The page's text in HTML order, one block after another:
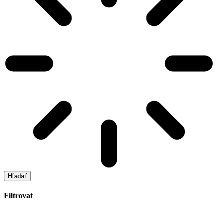
Hľadať
Filtrovat